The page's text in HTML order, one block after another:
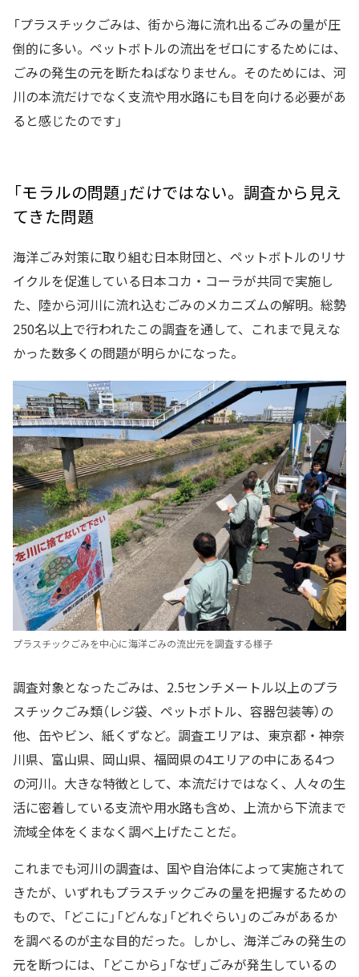
「プラスチックごみは、街から海に流れ出るごみの量が圧
倒的に多い。ペットボトルの流出をゼロにするためには、
ごみの発生の元を断たねばなりません。そのためには、河
川の本流だけでなく支流や用水路にも目を向ける必要があ
ると感じたのです」
「モラルの問題」だけではない。調査から見え
てきた問題
海洋ごみ対策に取り組む日本財団と、ペットボトルのリサ
イクルを促進している日本コカ・コーラが共同で実施し
た、陸から河川に流れ込むごみのメカニズムの解明。総勢
250名以上で行われたこの調査を通して、これまで見えな
かった数多くの問題が明らかになった。
プラスチックごみを中心に海洋ごみの流出元を調査する様子
調査対象となったごみは、2.5センチメートル以上のプラ
スチックごみ類（レジ袋、ペットボトル、容器包装等）の
他、缶やビン、紙くずなど。調査エリアは、東京都・神奈
川県、富山県、岡山県、福岡県の4エリアの中にある4つ
の河川。大きな特徴として、本流だけではなく、人々の生
活に密着している支流や用水路も含め、上流から下流まで
流域全体をくまなく調べ上げたことだ。
これまでも河川の調査は、国や自治体によって実施されて
きたが、いずれもプラスチックごみの量を把握するための
もので、「どこに」「どんな」「どれぐらい」のごみがあるか
を調べるのが主な目的だった。しかし、海洋ごみの発生の
元を断つには、「どこから」「なぜ」ごみが発生しているの